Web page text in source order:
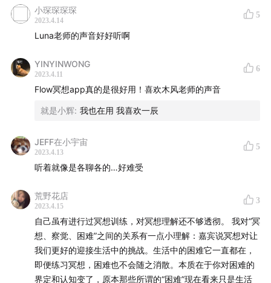
小琛琛琛琛
2023.4.14
5
Luna老师的声音好好听啊
YINYINWONG
2023.4.11
6
Flow冥想app真的是很好用！喜欢木风老师的声音
就是小辉: 我也在用 我喜欢一辰
JEFF在小宇宙
2023.4.13
5
听着就像是各聊各的…好难受
荒野花店
2023.4.15
3
自己虽有进行过冥想训练，对冥想理解还不够透彻。 我对“冥
想、察觉、困难”之间的关系有一点小理解：嘉宾说冥想对让
我们更好的迎接生活中的挑战。生活中的困难它一直都在，
即便练习冥想，困难也不会随之消散。本质在于你对困难的
界定和认知变了，原本那些所谓的“困难”现在看来只是生活